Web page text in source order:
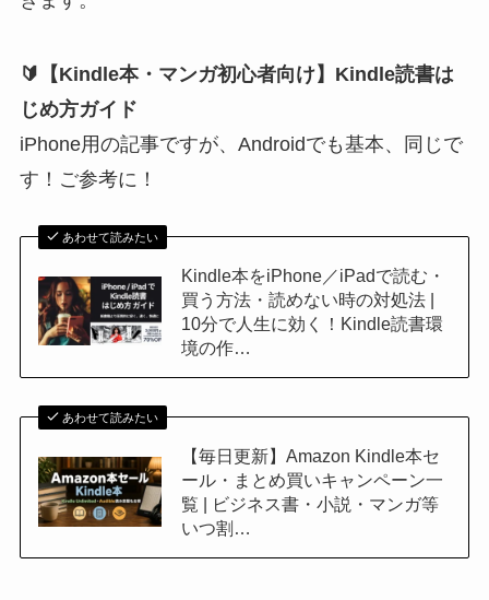
🔰【Kindle本・マンガ初心者向け】Kindle読書は
じめ方ガイド
iPhone用の記事ですが、Androidでも基本、同じで
す！ご参考に！
あわせて読みたい
Kindle本をiPhone／iPadで読む・
買う方法・読めない時の対処法 |
10分で人生に効く！Kindle読書環
境の作…
あわせて読みたい
【毎日更新】Amazon Kindle本セ
ール・まとめ買いキャンペーン一
覧 | ビジネス書・小説・マンガ等
いつ割…